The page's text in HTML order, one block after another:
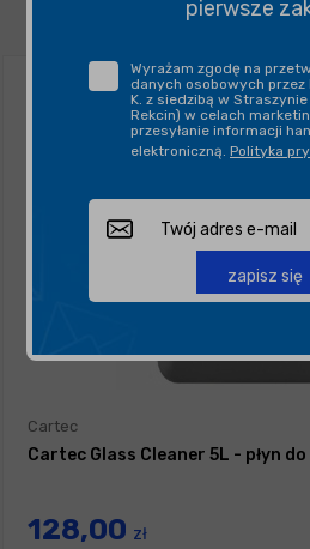
Cartec
Cartec Glass Cleaner 5L - płyn
128,00 zł
pierwsze
Wyrażam zgodę na
danych osobowych przez
K. z siedzibą w
Rekcin) w celach
przesyłanie informacji
elektroniczną. Polityka
zapisz się